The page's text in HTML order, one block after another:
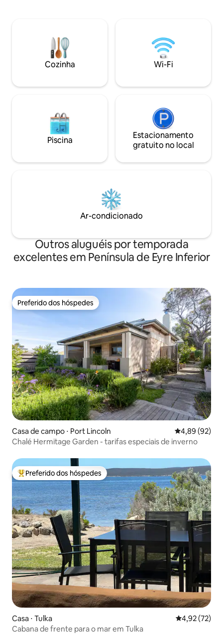
fechado com caixa de areia coberta
serpenteando para uma lareira Curta
caminhada até o CBD, praia principal,
de esquina, skatepark
churrasqueira/ar livre Roupa
fornecida.
carros/barco .
Cozinha Wi-Fi
Piscina
Estacionamento
gratuito no local
Ar-condicionado
Outros aluguéis por temporada
excelentes em Península de Eyre Inferior
Preferido dos hóspedes
Preferido dos hóspedes
Casa de campo ⋅ Port Lincoln 4,89 de uma
4,89 (92)
Chalé Hermitage Garden - tarifas especiais de inverno
Entre os melhores preferidos dos hóspedes
Preferido dos hóspedes
Casa ⋅ Tulka 4,92 de uma
4,92 (72)
Cabana de frente para o mar em Tulka